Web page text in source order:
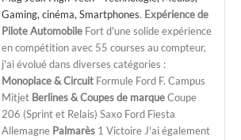
Gaming, cinéma, Smartphones. Expérience de
Pilote Automobile Fort d'une solide expérience
en compétition avec 55 courses au compteur,
j'ai évolué dans diverses catégories :
Monoplace & Circuit Formule Ford F. Campus
Mitjet Berlines & Coupes de marqueCoupe
206 (Sprint et Relais) Saxo Ford Fiesta
Allemagne Palmarès 1 Victoire J'ai également